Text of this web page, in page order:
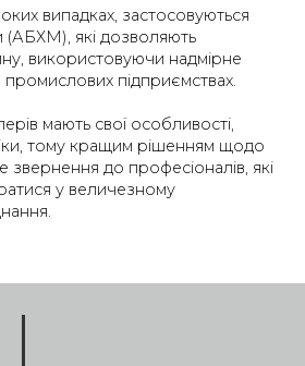
випадках, застосовуються
(АБХМ), які дозволяють
використовуючи надмірне
підприємствах.
мають свої особливості,
тому кращим рішенням щодо
звернення до професіоналів, які
у величезному